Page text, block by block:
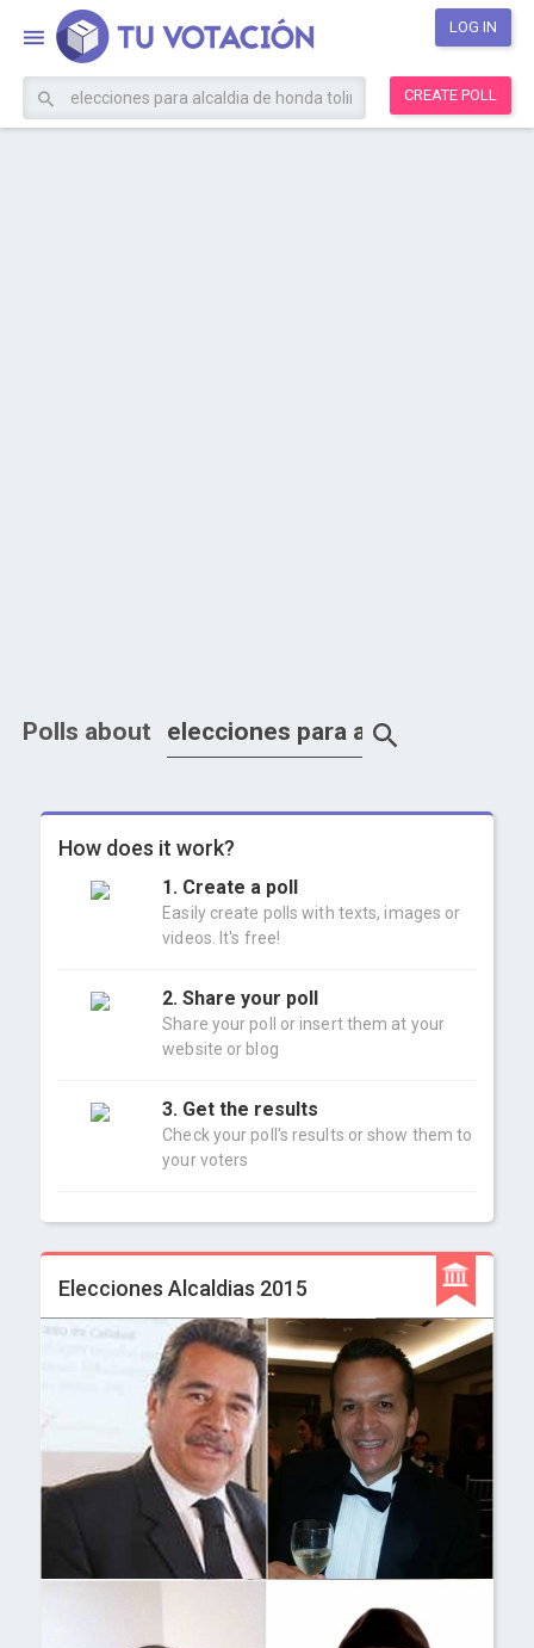
LOG IN
CREATE POLL
Polls about
How does it work?
1. Create a poll
Easily create polls with texts, images or
videos. It's free!
2. Share your poll
Share your poll or insert them at your
website or blog
3. Get the results
Check your poll's results or show them to
your voters
Elecciones Alcaldias 2015